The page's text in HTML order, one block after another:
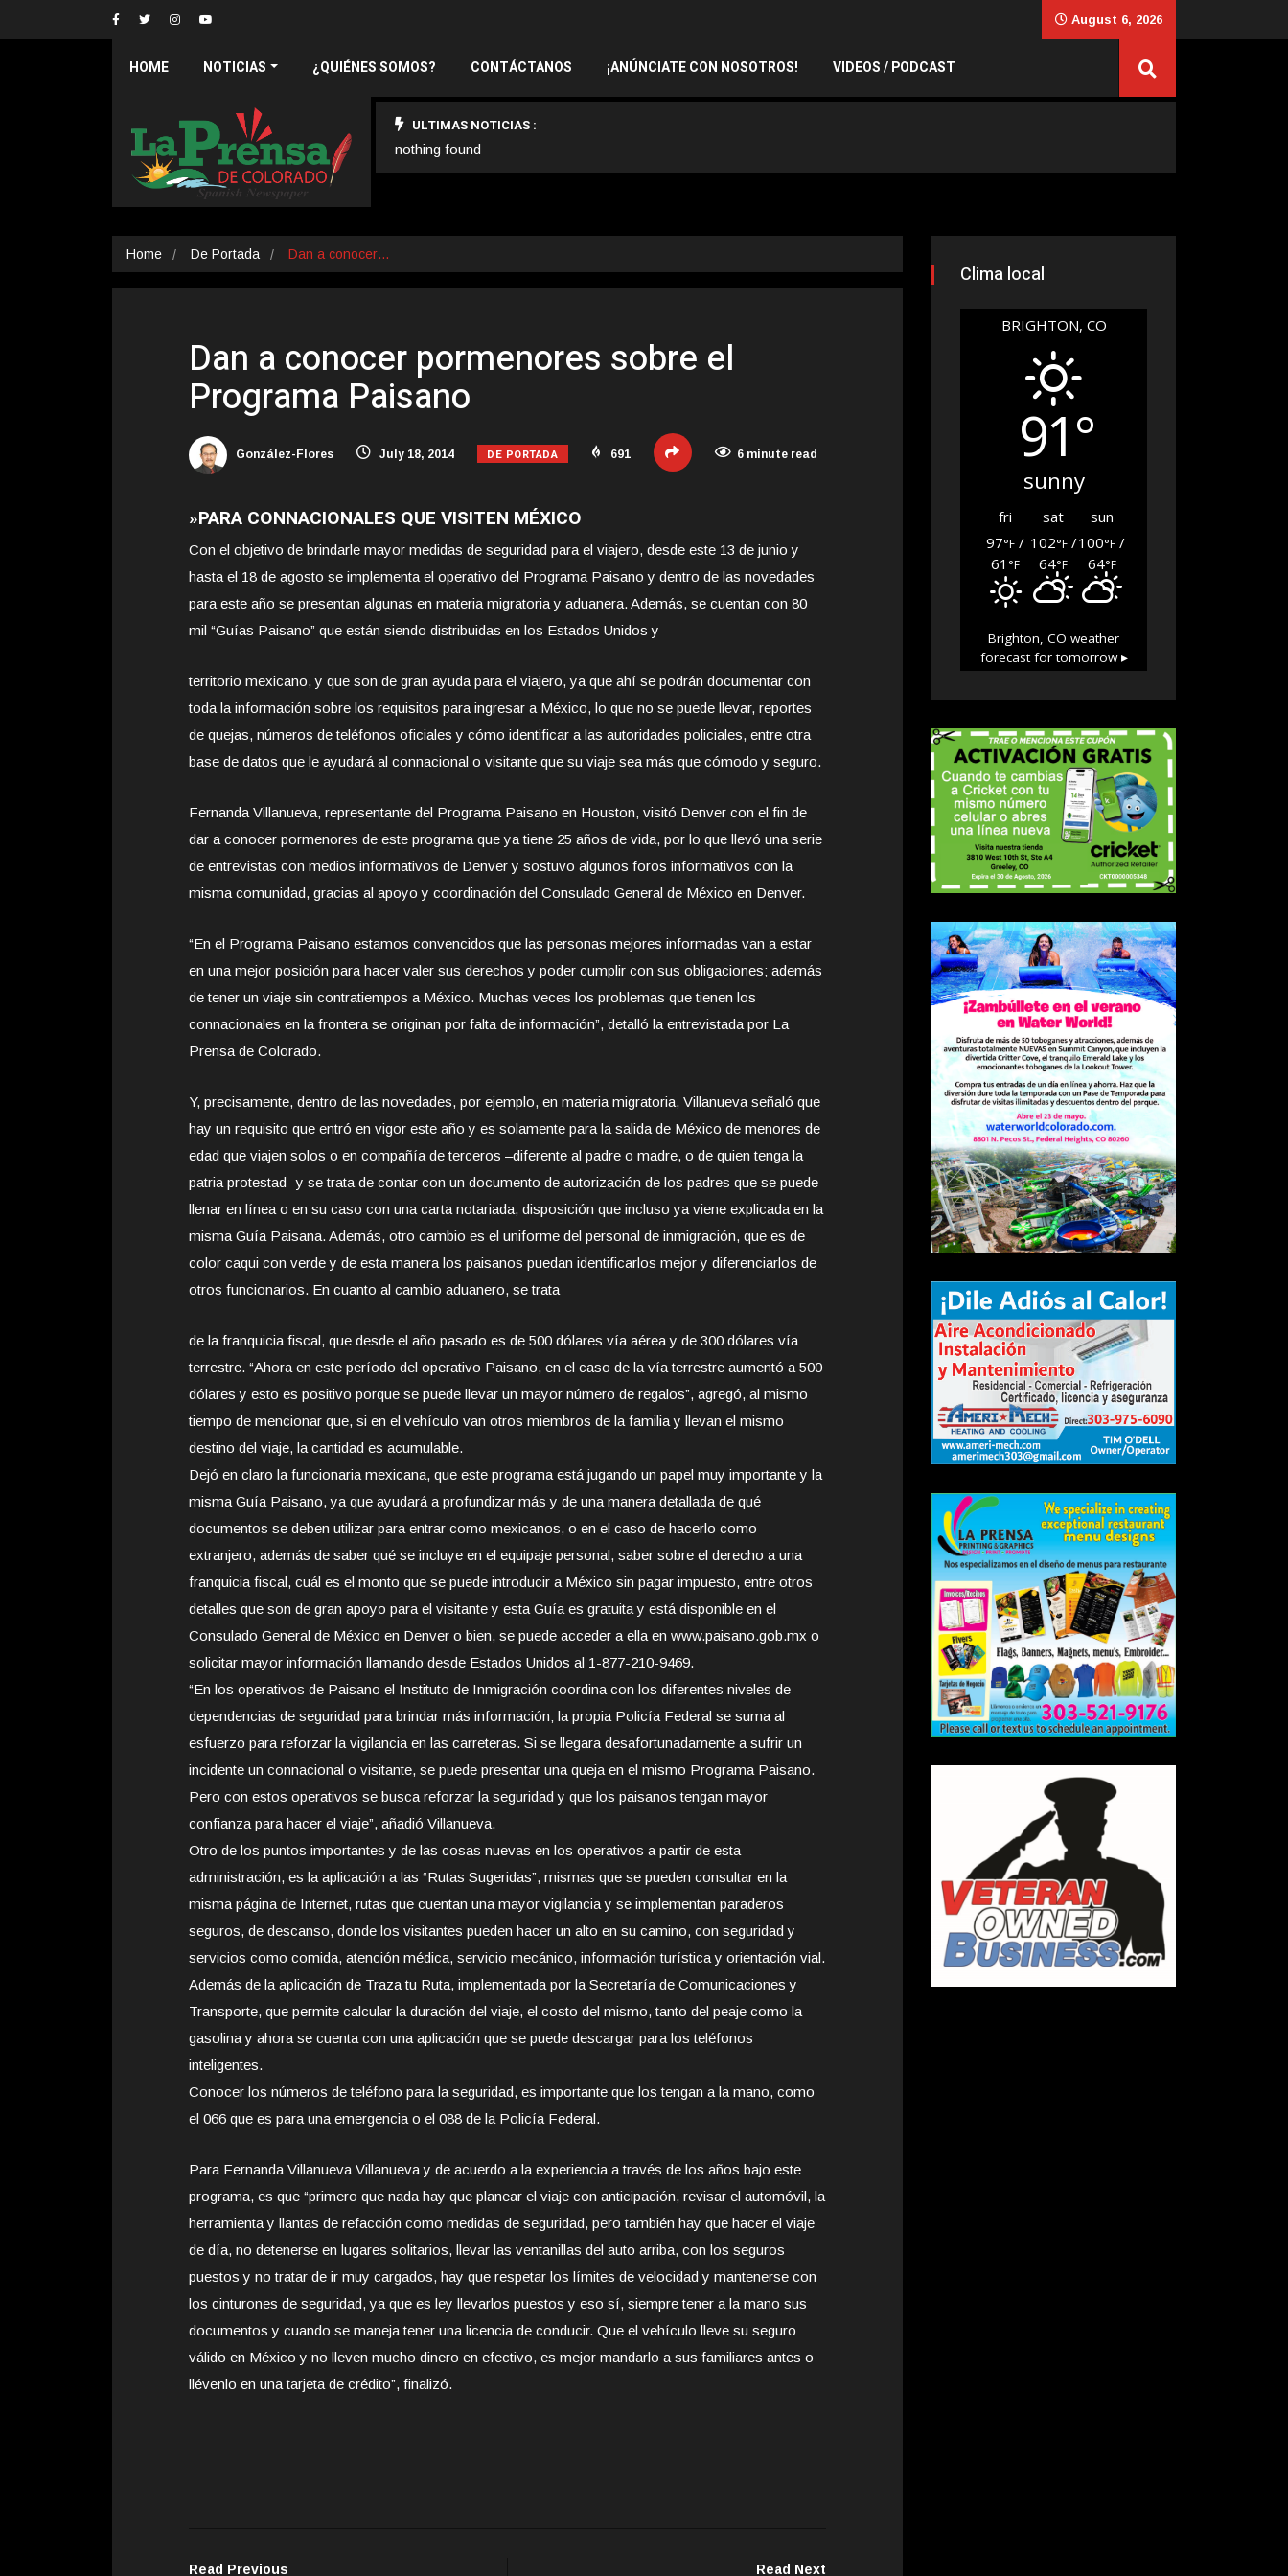
August 6, 2026
HOME NOTICIAS ¿QUIÉNES SOMOS? CONTÁCTANOS ¡ANÚNCIATE CON NOSOTROS! VIDEOS / PODCAST
ULTIMAS NOTICIAS :
nothing found
Home De Portada Dan a conocer…
Dan a conocer pormenores sobre el
Programa Paisano
González-Flores July 18, 2014 DE PORTADA 691 6 minute read
»PARA CONNACIONALES QUE VISITEN MÉXICO
Con el objetivo de brindarle mayor medidas de seguridad para el viajero, desde este 13 de junio y
hasta el 18 de agosto se implementa el operativo del Programa Paisano y dentro de las novedades
para este año se presentan algunas en materia migratoria y aduanera. Además, se cuentan con 80
mil “Guías Paisano” que están siendo distribuidas en los Estados Unidos y
territorio mexicano, y que son de gran ayuda para el viajero, ya que ahí se podrán documentar con
toda la información sobre los requisitos para ingresar a México, lo que no se puede llevar, reportes
de quejas, números de teléfonos oficiales y cómo identificar a las autoridades policiales, entre otra
base de datos que le ayudará al connacional o visitante que su viaje sea más que cómodo y seguro.
Fernanda Villanueva, representante del Programa Paisano en Houston, visitó Denver con el fin de
dar a conocer pormenores de este programa que ya tiene 25 años de vida, por lo que llevó una serie
de entrevistas con medios informativos de Denver y sostuvo algunos foros informativos con la
misma comunidad, gracias al apoyo y coordinación del Consulado General de México en Denver.
“En el Programa Paisano estamos convencidos que las personas mejores informadas van a estar
en una mejor posición para hacer valer sus derechos y poder cumplir con sus obligaciones; además
de tener un viaje sin contratiempos a México. Muchas veces los problemas que tienen los
connacionales en la frontera se originan por falta de información”, detalló la entrevistada por La
Prensa de Colorado.
Y, precisamente, dentro de las novedades, por ejemplo, en materia migratoria, Villanueva señaló que
hay un requisito que entró en vigor este año y es solamente para la salida de México de menores de
edad que viajen solos o en compañía de terceros –diferente al padre o madre, o de quien tenga la
patria protestad- y se trata de contar con un documento de autorización de los padres que se puede
llenar en línea o en su caso con una carta notariada, disposición que incluso ya viene explicada en la
misma Guía Paisana. Además, otro cambio es el uniforme del personal de inmigración, que es de
color caqui con verde y de esta manera los paisanos puedan identificarlos mejor y diferenciarlos de
otros funcionarios. En cuanto al cambio aduanero, se trata
de la franquicia fiscal, que desde el año pasado es de 500 dólares vía aérea y de 300 dólares vía
terrestre. “Ahora en este período del operativo Paisano, en el caso de la vía terrestre aumentó a 500
dólares y esto es positivo porque se puede llevar un mayor número de regalos”, agregó, al mismo
tiempo de mencionar que, si en el vehículo van otros miembros de la familia y llevan el mismo
destino del viaje, la cantidad es acumulable.
Dejó en claro la funcionaria mexicana, que este programa está jugando un papel muy importante y la
misma Guía Paisano, ya que ayudará a profundizar más y de una manera detallada de qué
documentos se deben utilizar para entrar como mexicanos, o en el caso de hacerlo como
extranjero, además de saber qué se incluye en el equipaje personal, saber sobre el derecho a una
franquicia fiscal, cuál es el monto que se puede introducir a México sin pagar impuesto, entre otros
detalles que son de gran apoyo para el visitante y esta Guía es gratuita y está disponible en el
Consulado General de México en Denver o bien, se puede acceder a ella en www.paisano.gob.mx o
solicitar mayor información llamando desde Estados Unidos al 1-877-210-9469.
“En los operativos de Paisano el Instituto de Inmigración coordina con los diferentes niveles de
dependencias de seguridad para brindar más información; la propia Policía Federal se suma al
esfuerzo para reforzar la vigilancia en las carreteras. Si se llegara desafortunadamente a sufrir un
incidente un connacional o visitante, se puede presentar una queja en el mismo Programa Paisano.
Pero con estos operativos se busca reforzar la seguridad y que los paisanos tengan mayor
confianza para hacer el viaje”, añadió Villanueva.
Otro de los puntos importantes y de las cosas nuevas en los operativos a partir de esta
administración, es la aplicación a las “Rutas Sugeridas”, mismas que se pueden consultar en la
misma página de Internet, rutas que cuentan una mayor vigilancia y se implementan paraderos
seguros, de descanso, donde los visitantes pueden hacer un alto en su camino, con seguridad y
servicios como comida, atención médica, servicio mecánico, información turística y orientación vial.
Además de la aplicación de Traza tu Ruta, implementada por la Secretaría de Comunicaciones y
Transporte, que permite calcular la duración del viaje, el costo del mismo, tanto del peaje como la
gasolina y ahora se cuenta con una aplicación que se puede descargar para los teléfonos
inteligentes.
Conocer los números de teléfono para la seguridad, es importante que los tengan a la mano, como
el 066 que es para una emergencia o el 088 de la Policía Federal.
Para Fernanda Villanueva Villanueva y de acuerdo a la experiencia a través de los años bajo este
programa, es que “primero que nada hay que planear el viaje con anticipación, revisar el automóvil, la
herramienta y llantas de refacción como medidas de seguridad, pero también hay que hacer el viaje
de día, no detenerse en lugares solitarios, llevar las ventanillas del auto arriba, con los seguros
puestos y no tratar de ir muy cargados, hay que respetar los límites de velocidad y mantenerse con
los cinturones de seguridad, ya que es ley llevarlos puestos y eso sí, siempre tener a la mano sus
documentos y cuando se maneja tener una licencia de conducir. Que el vehículo lleve su seguro
válido en México y no lleven mucho dinero en efectivo, es mejor mandarlo a sus familiares antes o
llévenlo en una tarjeta de crédito”, finalizó.
Read Previous Read Next
Clima local
BRIGHTON, CO
91°
sunny
fri sat
sun
97°F /
61 °F
102°F/
64°F
100°F /
64°F
Brighton, CO weather
forecast for tomorrow ▸